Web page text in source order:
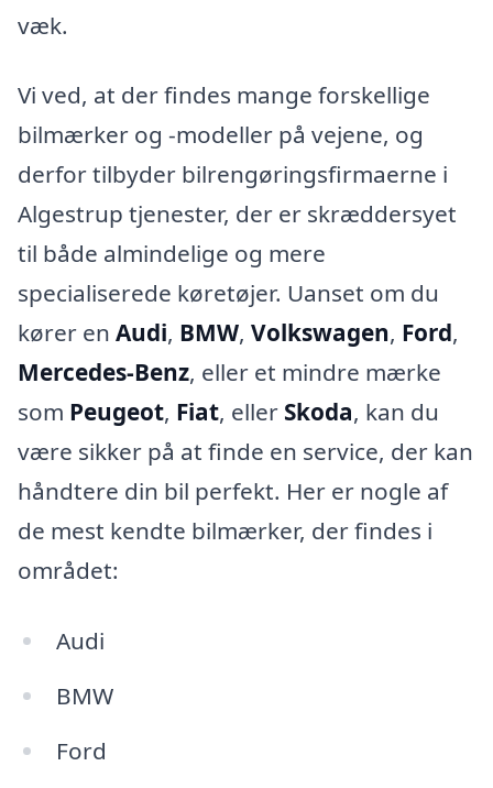
væk.
Vi ved, at der findes mange forskellige
bilmærker og -modeller på vejene, og
derfor tilbyder bilrengøringsfirmaerne i
Algestrup tjenester, der er skræddersyet
til både almindelige og mere
specialiserede køretøjer. Uanset om du
kører en Audi, BMW, Volkswagen, Ford,
Mercedes-Benz, eller et mindre mærke
som Peugeot, Fiat, eller Skoda, kan du
være sikker på at finde en service, der kan
håndtere din bil perfekt. Her er nogle af
de mest kendte bilmærker, der findes i
området:
Audi
BMW
Ford